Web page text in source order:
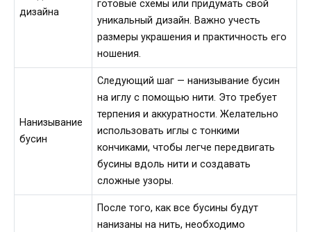
дизайна
готовые схемы или придумать свой
уникальный дизайн. Важно учесть
размеры украшения и практичность его
ношения.
Нанизывание
бусин
Следующий шаг — нанизывание бусин
на иглу с помощью нити. Это требует
терпения и аккуратности. Желательно
использовать иглы с тонкими
кончиками, чтобы легче передвигать
бусины вдоль нити и создавать
сложные узоры.
После того, как все бусины будут
нанизаны на нить, необходимо